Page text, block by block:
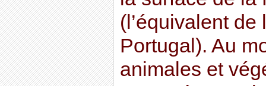
(l’équivalent
Portugal). Au
animales et